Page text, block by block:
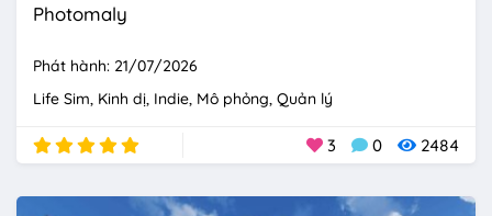
Photomaly
Phát hành: 21/07/2026
Life Sim Kinh dị Indie Mô phỏng Quản lý
3 0 2484